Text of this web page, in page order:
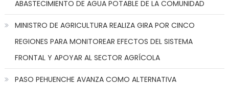
ABASTECIMIENTO DE AGUA POTABLE DE LA COMUNIDAD
MINISTRO DE AGRICULTURA REALIZA GIRA POR CINCO
REGIONES PARA MONITOREAR EFECTOS DEL SISTEMA
FRONTAL Y APOYAR AL SECTOR AGRÍCOLA
PASO PEHUENCHE AVANZA COMO ALTERNATIVA